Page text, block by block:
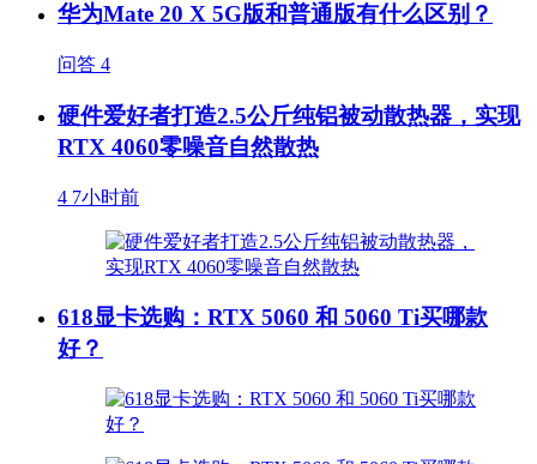
华为Mate 20 X 5G版和普通版有什么区别？
问答 4
硬件爱好者打造2.5公斤纯铝被动散热器，实现
RTX 4060零噪音自然散热
4 7小时前
618显卡选购：RTX 5060 和 5060 Ti买哪款
好？